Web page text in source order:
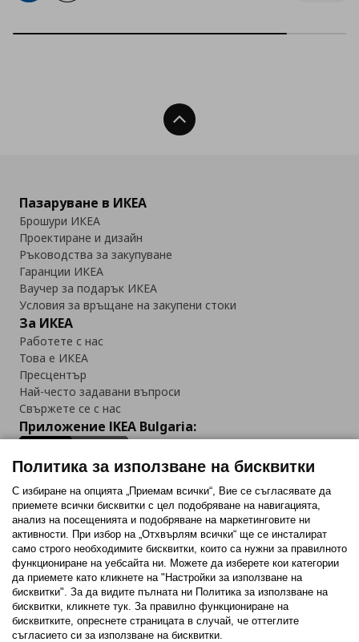
Нагоре
Пазаруване в ИКЕА
Брошури ИКЕА
Проектиране и дизайн
Ръководства за закупуване
Гаранции ИКЕА
Ваучер за подарък ИКЕА
Условия за връщане на закупени стоки
За ИКЕА
Работете с нас
Това е ИКЕА
Пресцентър
Най-често задавани въпроси
Свържете се с нас
Приложение IKEA Bulgaria:
Последвайте ни:
FacebookTwitterYoutubePinterestInstagram
Политика за използване на бисквитки (Cookies)
Политика за използване на бисквитки
С избиране на опцията „Приемам всички“, Вие се съгласявате да
приемете всички бисквитки с цел подобряване на навигацията,
анализ на посещенията и подобряване на маркетинговите ни
активности. При избор на „Отхвърлям всички“ ще се инсталират
само строго необходимитe бисквитки, които са нужни за правилното
функциониране на уебсайта ни. Можете да изберете кои категории
да приемете като кликнете на "Настройки за използване на
бисквитки". За да видите пълната ни Политика за използване на
бисквитки, кликнете тук. За правилно функциониране на
бисквитките, опреснете страницата в случай, че оттеглите
съгласието си за използване на бисквитки.